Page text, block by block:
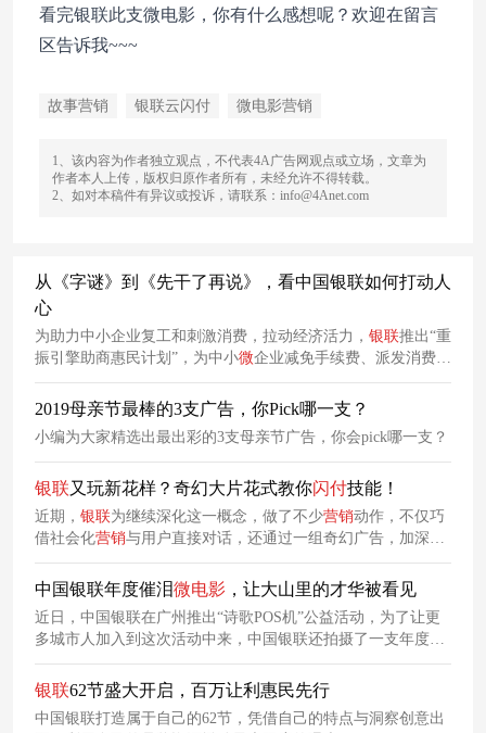
看完银联此支微电影，你有什么感想呢？欢迎在留言
区告诉我~~~
故事营销 银联云闪付 微电影营销
1、该内容为作者独立观点，不代表4A广告网观点或立场，文章为
作者本人上传，版权归原作者所有，未经允许不得转载。
2、如对本稿件有异议或投诉，请联系：info@4Anet.com
从《字谜》到《先干了再说》，看中国银联如何打动人
心
为助力中小企业复工和刺激消费，拉动经济活力， 银联推出“重
振引擎助商惠民计划”，为中小微企业减免手续费、派发消费券
刺激消费、助力行业复苏等等，并上线云闪付8.0版本助力商家
线上运营。
2019母亲节最棒的3支广告，你Pick哪一支？
小编为大家精选出最出彩的3支母亲节广告，你会pick哪一支？
银联又玩新花样？奇幻大片花式教你闪付技能！
近期， 银联为继续深化这一概念，做了不少营销动作，不仅巧
借社会化营销与用户直接对话，还通过一组奇幻广告，加深用
户记忆。
中国银联年度催泪微电影 ，让大山里的才华被看见
近日，中国银联在广州推出“诗歌POS机”公益活动，为了让更
多城市人加入到这次活动中来，中国银联还拍摄了一支年度催
泪微电影——《普杰的冬天》，呼吁大众一起关注留守儿童教
育，让大山里的才华被看见。
银联62节盛大开启，百万让利惠民先行
中国银联打造属于自己的62节，凭借自己的特点与洞察创意出